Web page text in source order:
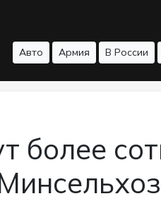
Авто Армия В России
более